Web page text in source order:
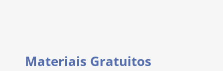
Materiais Gratuitos